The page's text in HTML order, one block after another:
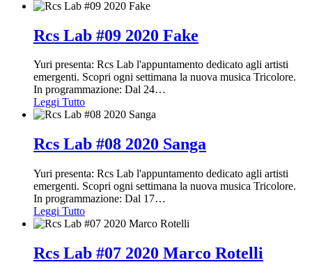
Rcs Lab #09 2020 Fake
Yuri presenta: Rcs Lab l'appuntamento dedicato agli artisti
emergenti. Scopri ogni settimana la nuova musica Tricolore.
In programmazione: Dal 24…
Leggi Tutto
Rcs Lab #08 2020 Sanga
Yuri presenta: Rcs Lab l'appuntamento dedicato agli artisti
emergenti. Scopri ogni settimana la nuova musica Tricolore.
In programmazione: Dal 17…
Leggi Tutto
Rcs Lab #07 2020 Marco Rotelli